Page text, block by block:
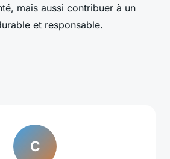
mais aussi contribuer à un
et responsable.
C